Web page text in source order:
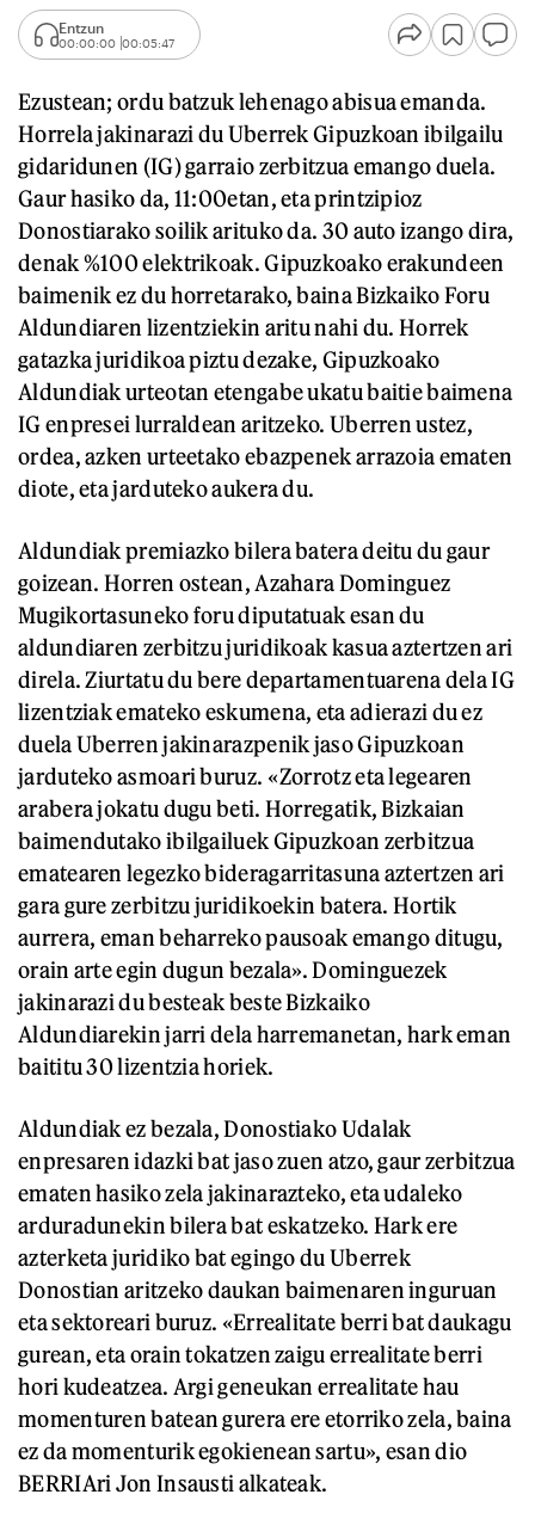
Entzun
00:00:00 00:05:47
Ezustean; ordu batzuk lehenago abisua emanda.
Horrela jakinarazi du Uberrek Gipuzkoan ibilgailu
gidaridunen (IG) garraio zerbitzua emango duela.
Gaur hasiko da, 11:00etan, eta printzipioz
Donostiarako soilik arituko da. 30 auto izango dira,
denak %100 elektrikoak. Gipuzkoako erakundeen
baimenik ez du horretarako, baina Bizkaiko Foru
Aldundiaren lizentziekin aritu nahi du. Horrek
gatazka juridikoa piztu dezake, Gipuzkoako
Aldundiak urteotan etengabe ukatu baitie baimena
IG enpresei lurraldean aritzeko. Uberren ustez,
ordea, azken urteetako ebazpenek arrazoia ematen
diote, eta jarduteko aukera du.
Aldundiak premiazko bilera batera deitu du gaur
goizean. Horren ostean, Azahara Dominguez
Mugikortasuneko foru diputatuak esan du
aldundiaren zerbitzu juridikoak kasua aztertzen ari
direla. Ziurtatu du bere departamentuarena dela IG
lizentziak emateko eskumena, eta adierazi du ez
duela Uberren jakinarazpenik jaso Gipuzkoan
jarduteko asmoari buruz. «Zorrotz eta legearen
arabera jokatu dugu beti. Horregatik, Bizkaian
baimendutako ibilgailuek Gipuzkoan zerbitzua
ematearen legezko bideragarritasuna aztertzen ari
gara gure zerbitzu juridikoekin batera. Hortik
aurrera, eman beharreko pausoak emango ditugu,
orain arte egin dugun bezala». Dominguezek
jakinarazi du besteak beste Bizkaiko
Aldundiarekin jarri dela harremanetan, hark eman
baititu 30 lizentzia horiek.
Aldundiak ez bezala, Donostiako Udalak
enpresaren idazki bat jaso zuen atzo, gaur zerbitzua
ematen hasiko zela jakinarazteko, eta udaleko
arduradunekin bilera bat eskatzeko. Hark ere
azterketa juridiko bat egingo du Uberrek
Donostian aritzeko daukan baimenaren inguruan
eta sektoreari buruz. «Errealitate berri bat daukagu
gurean, eta orain tokatzen zaigu errealitate berri
hori kudeatzea. Argi geneukan errealitate hau
momenturen batean gurera ere etorriko zela, baina
ez da momenturik egokienean sartu», esan dio
BERRIAri Jon Insausti alkateak.